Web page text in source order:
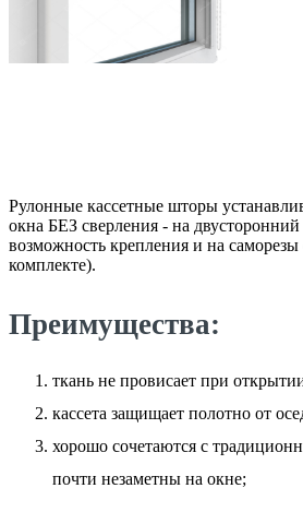
Рулонные кассетные шторы
окна БЕЗ сверления - на двусторонний
возможность крепления и на саморезы
комплекте).
Преимущества:
ткань не провисает при
кассета защищает полотно от
хорошо сочетаются с
почти незаметны на окне;